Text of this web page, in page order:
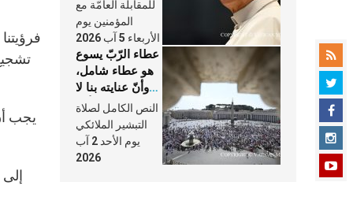
يجب
الكنيسة
للمقابلة العامّة مع
المؤمنين يوم
الأربعاء 5 آب 2026
عطاء الرّبّ يسوع
هو عطاء شامل،
وأنّ عنايته بنا لا
تغيب عنّا أبدًا
النص الكامل لصلاة
التبشير الملائكي
يوم الأحد 2 آب
2026